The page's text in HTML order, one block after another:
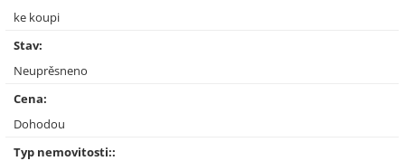
ke koupi
Stav:
Neuprěsneno
Cena:
Dohodou
Typ nemovitosti::